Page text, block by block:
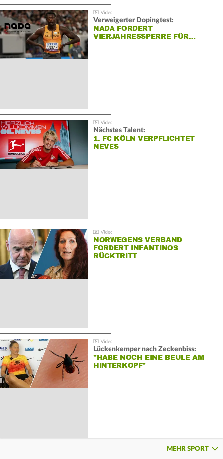
Verweigerter Dopingtest:
NADA FORDERT
VIERJAHRESSPERRE FÜR…
Nächstes Talent:
1. FC KÖLN VERPFLICHTET
NEVES
NORWEGENS VERBAND
FORDERT INFANTINOS
RÜCKTRITT
Lückenkemper nach Zeckenbiss:
"HABE NOCH EINE BEULE AM
HINTERKOPF"
MEHR SPORT